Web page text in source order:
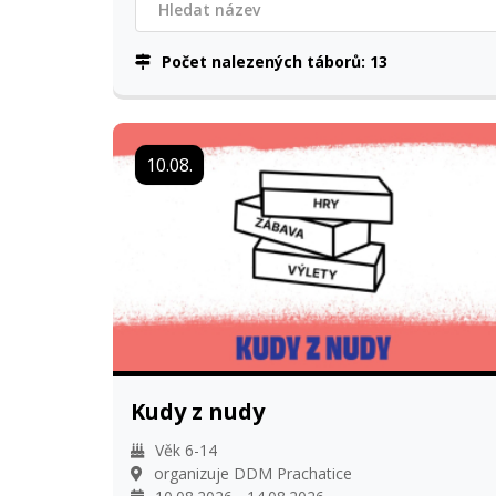
Počet nalezených táborů: 13
10.08.
Kudy z nudy
Věk 6-14
organizuje DDM Prachatice